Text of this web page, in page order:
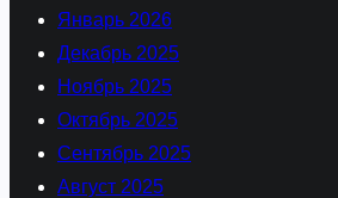
Январь 2026
Декабрь 2025
Ноябрь 2025
Октябрь 2025
Сентябрь 2025
Август 2025